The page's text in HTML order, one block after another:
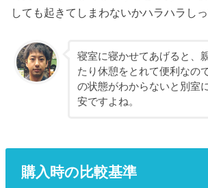
しても起きてしまわないかハラハラしっ
寝室に寝かせてあげると、
たり休憩をとれて便利なの
の状態がわからないと別室
安ですよね。
購入時の比較基準